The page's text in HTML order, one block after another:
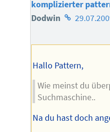
komplizierter
Dodwin Homepage
Autors
Hallo Pattern,
Wie meinst du
Suchmaschine..
Na du hast doch